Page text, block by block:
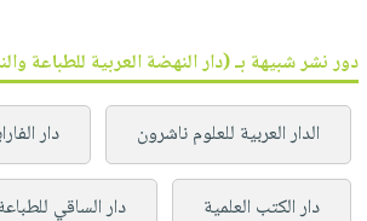
دور نشر شبيهة بـ (دار النهضة العربية للطباعة
الدار العربية للعلوم ناشرون دار
دار الكتب العلمية دار الساقي